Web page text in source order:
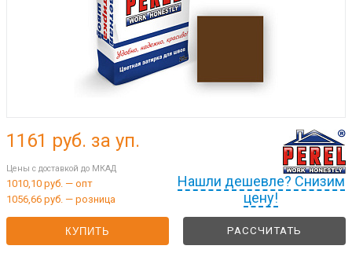
Нашли дешевле? Снизим
цену!
1161 руб. за уп.
Цены с доставкой до МКАД
1010,10 руб. — опт
1056,66 руб. — розница
КУПИТЬ РАССЧИТАТЬ